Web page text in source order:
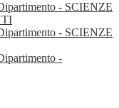
- SCIENZE
- SCIENZE
-